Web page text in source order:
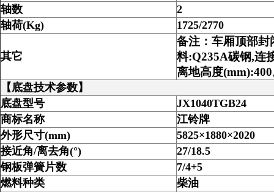
轴数
2
轴荷(Kg) 1725/2770
其它
备注：车厢顶部封
料:Q235A碳钢,连
离地高度(mm):400
【底盘技术参数】
底盘型号
JX1040TGB24
商标名称
江铃牌
外形尺寸(mm)
5825×1880×2020
接近角/离去角(°)
27/18.5
钢板弹簧片数
7/4+5
燃料种类
柴油